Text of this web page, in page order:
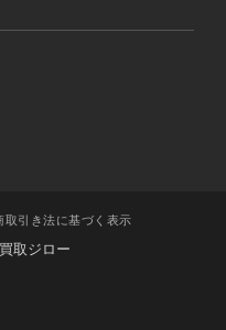
取引き法に基づく表示
取ジロー